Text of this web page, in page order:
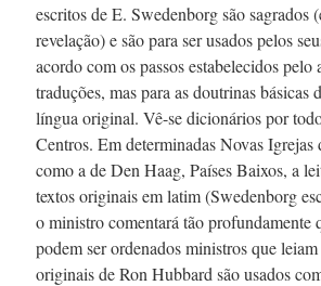
escritos de E. Swedenborg são sagrados
revelação) e são para ser usados pelos
acordo com os passos estabelecidos pelo
traduções, mas para as doutrinas básicas
língua original. Vê-sedicionários por
Centros. Em determinadas Novas Igrejas
como a de Den Haag, Países Baixos, a
textos originais em latim (Swedenborg
o ministro comentará tão profundamente
podem ser ordenados ministros que
originais de Ron Hubbard são usados